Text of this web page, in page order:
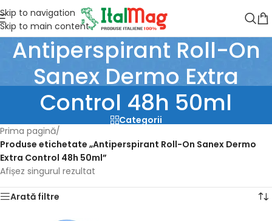
Skip to navigation
Skip to main content
Antiperspirant Roll-On
Sanex Dermo Extra
Control 48h 50ml
Categorii
Prima pagină/
Produse etichetate „Antiperspirant Roll-On Sanex Dermo
Extra Control 48h 50ml”
Afișez singurul rezultat
Arată filtre